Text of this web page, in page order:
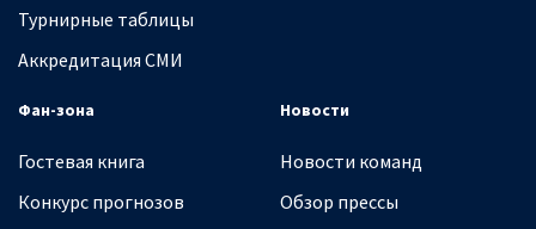
Турнирные таблицы
Аккредитация СМИ
Фан-зона
Гостевая книга
Конкурс прогнозов
Новости
Новости команд
Обзор прессы